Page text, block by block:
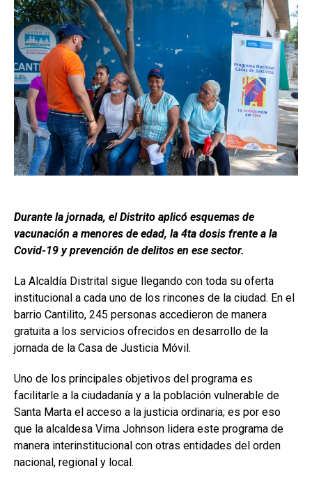
Durante la jornada, el Distrito aplicó esquemas de
vacunación a menores de edad, la 4ta dosis frente a la
Covid-19 y prevención de delitos en ese sector.
La Alcaldía Distrital sigue llegando con toda su oferta
institucional a cada uno de los rincones de la ciudad. En el
barrio Cantilito, 245 personas accedieron de manera
gratuita a los servicios ofrecidos en desarrollo de la
jornada de la Casa de Justicia Móvil.
Uno de los principales objetivos del programa es
facilitarle a la ciudadanía y a la población vulnerable de
Santa Marta el acceso a la justicia ordinaria; es por eso
que la alcaldesa Virna Johnson lidera este programa de
manera interinstitucional con otras entidades del orden
nacional, regional y local.